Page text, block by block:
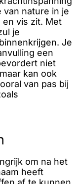
van nature in je
en vis zit. Met
je
Je
een
niet
kan ook
van pas bij
om na het
heeft